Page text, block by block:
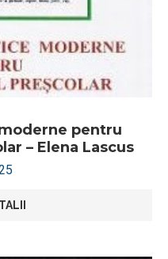
pentru
– Elena Lascus